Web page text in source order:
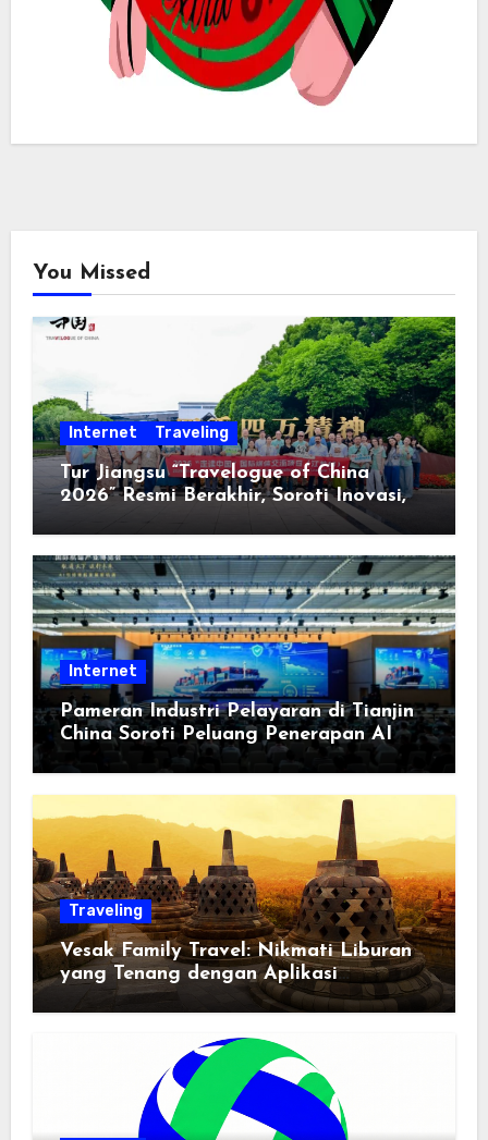
You Missed
Internet Traveling
Tur Jiangsu “Travelogue of China
2026” Resmi Berakhir, Soroti Inovasi,
Keterbukaan, dan Pembangunan
Internet
Pameran Industri Pelayaran di Tianjin
China Soroti Peluang Penerapan AI
Traveling
Vesak Family Travel: Nikmati Liburan
yang Tenang dengan Aplikasi
Pemindai PDF